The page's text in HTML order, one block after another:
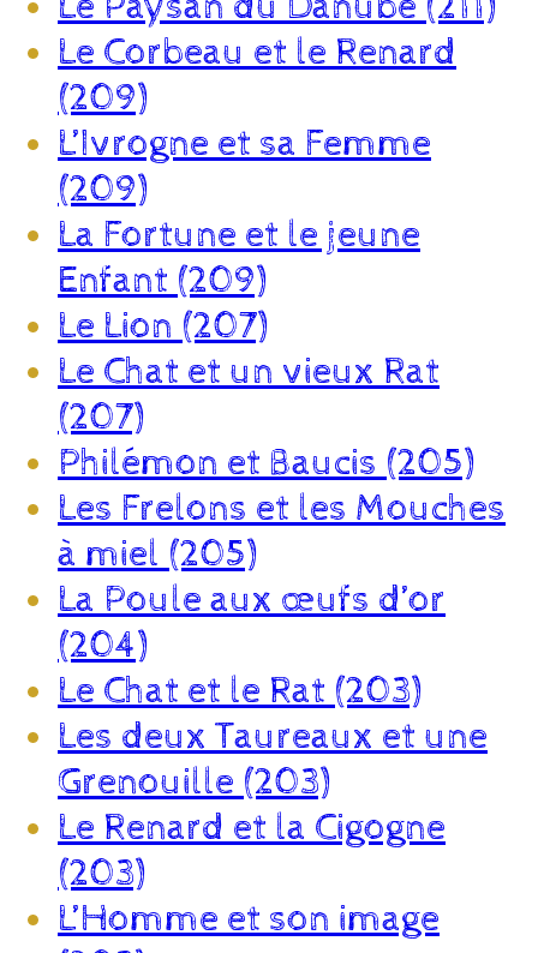
Le Corbeau et le Renard
(209)
L’Ivrogne et sa Femme
(209)
La Fortune et le jeune
Enfant (209)
Le Lion (207)
Le Chat et un vieux Rat
(207)
Philémon et Baucis (205)
Les Frelons et les Mouches
à miel (205)
La Poule aux œufs d’or
(204)
Le Chat et le Rat (203)
Les deux Taureaux et une
Grenouille (203)
Le Renard et la Cigogne
(203)
L’Homme et son image